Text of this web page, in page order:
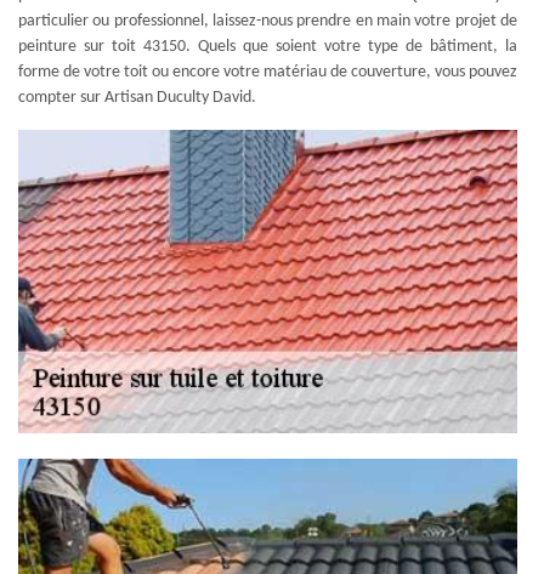
particulier ou professionnel, laissez-nous prendre en main votre projet de
peinture sur toit 43150. Quels que soient votre type de bâtiment, la
forme de votre toit ou encore votre matériau de couverture, vous pouvez
compter sur Artisan Duculty David.